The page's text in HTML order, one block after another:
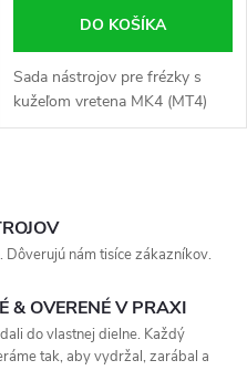
DO KOŠÍKA
Sada nástrojov pre frézky s
kužeľom vretena MK4 (MT4)
nám tisíce zákazníkov.
& OVERENÉ V PRAXI
do vlastnej dielne. Každý
tak, aby vydržal, zarábal a